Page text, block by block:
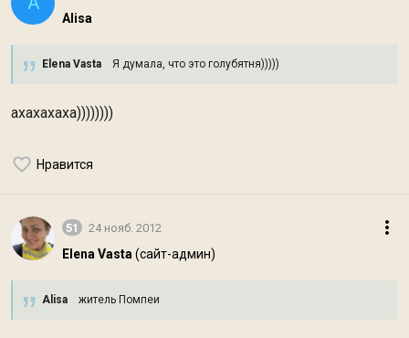
Alisa
Elena Vasta Я думала, что это голубятня)))))
ахахахаха))))))))
Нравится
51 24 нояб. 2012
Elena Vasta (сайт-админ)
Alisa житель Помпеи